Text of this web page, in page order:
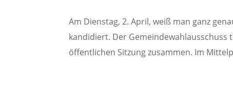
Am Dienstag, 2. April, weiß man ganz
kandidiert. Der Gemeindewahlausschuss
öffentlichen Sitzung zusammen. Im